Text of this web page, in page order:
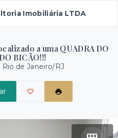
Imobiliária LTDA
a uma QUADRA DO
BICÃO!!!
Rio de Janeiro/RJ